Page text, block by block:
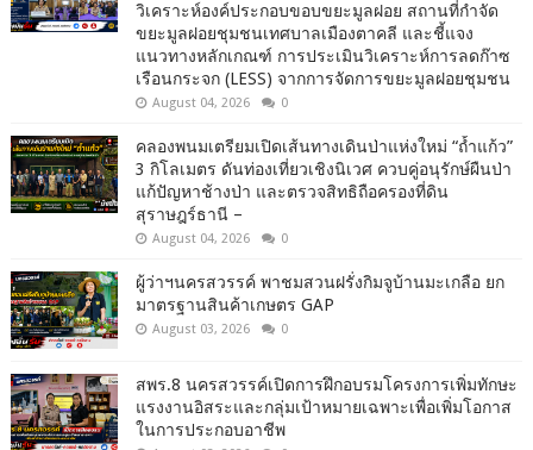
วิเคราะห์องค์ประกอบขอบขยะมูลฝอย สถานที่กำจัด
ขยะมูลฝอยชุมชนเทศบาลเมืองตาคลี และชี้แจง
แนวทางหลักเกณฑ์ การประเมินวิเคราะห์การลดก๊าซ
เรือนกระจก (LESS) จากการจัดการขยะมูลฝอยชุมชน
August 04, 2026 0
คลองพนมเตรียมเปิดเส้นทางเดินป่าแห่งใหม่ “ถ้ำแก้ว”
3 กิโลเมตร ดันท่องเที่ยวเชิงนิเวศ ควบคู่อนุรักษ์ผืนป่า
แก้ปัญหาช้างป่า และตรวจสิทธิถือครองที่ดิน
สุราษฎร์ธานี –
August 04, 2026 0
ผู้ว่าฯนครสวรรค์ พาชมสวนฝรั่งกิมจูบ้านมะเกลือ ยก
มาตรฐานสินค้าเกษตร GAP
August 03, 2026 0
สพร.8 นครสวรรค์เปิดการฝึกอบรมโครงการเพิ่มทักษะ
แรงงานอิสระและกลุ่มเป้าหมายเฉพาะเพื่อเพิ่มโอกาส
ในการประกอบอาชีพ